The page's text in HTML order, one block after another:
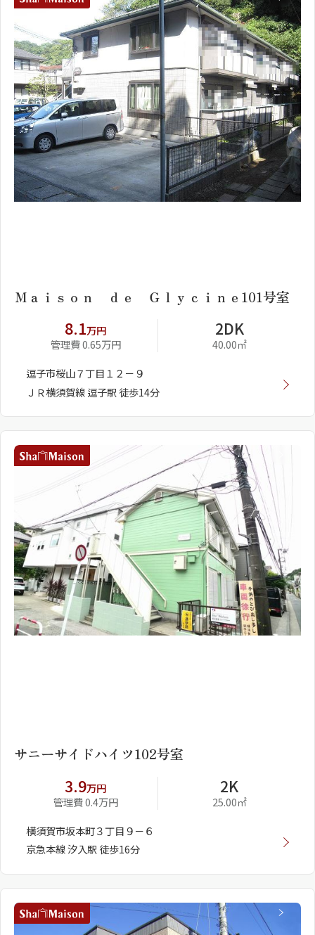
Ｍａｉｓｏｎ ｄｅ Ｇｌｙｃｉｎｅ101号室
8.1万円
管理費 0.65万円
2DK
40.00㎡
逗子市桜山７丁目１２－９
ＪＲ横須賀線 逗子駅 徒歩14分
サニーサイドハイツ102号室
3.9万円
管理費 0.4万円
2K
25.00㎡
横須賀市坂本町３丁目９－６
京急本線 汐入駅 徒歩16分